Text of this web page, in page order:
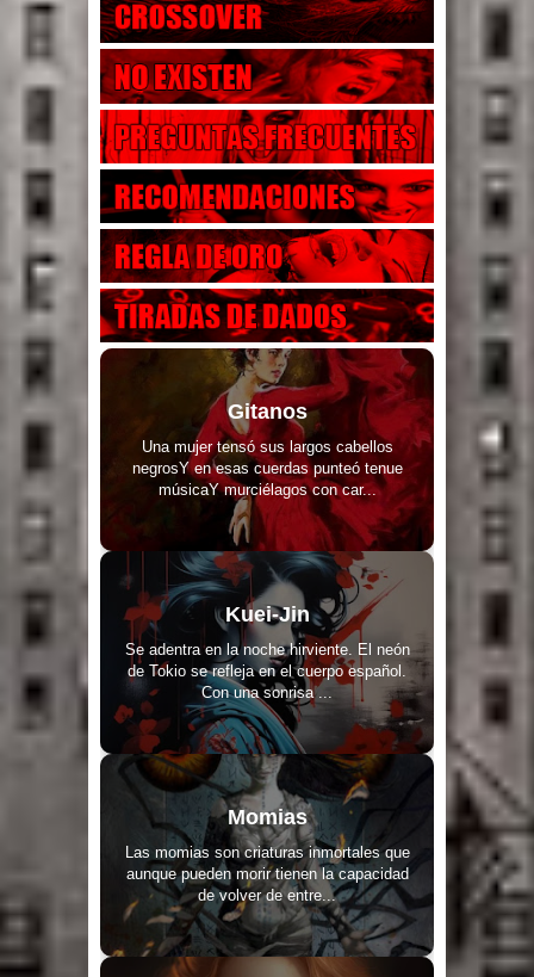
Gitanos
Una mujer tensó sus largos cabellos
negrosY en esas cuerdas punteó tenue
músicaY murciélagos con car...
Kuei-Jin
Se adentra en la noche hirviente. El neón
de Tokio se refleja en el cuerpo español.
Con una sonrisa ...
Momias
Las momias son criaturas inmortales que
aunque pueden morir tienen la capacidad
de volver de entre...